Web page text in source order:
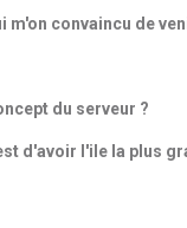
m'on convaincu de
du serveur ?
d'avoir l'ile la plus